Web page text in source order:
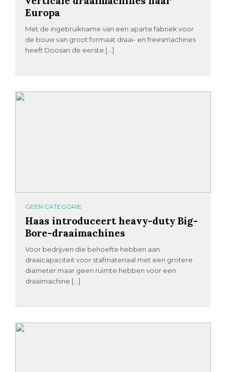
Europa
Met de ingebruikname van een aparte fabriek voor
de bouw van groot formaat draai- en freesmachines
heeft Doosan de eerste […]
GEEN CATEGORIE
Haas introduceert heavy-duty Big-
Bore-draaimachines
Voor bedrijven die behoefte hebben aan
draaicapaciteit voor stafmateriaal met een grotere
diameter maar geen ruimte hebben voor een
draaimachine […]